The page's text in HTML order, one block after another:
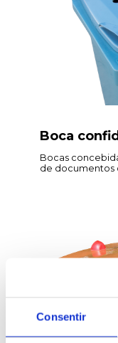
Consentir
Boca
Bocas
de documentos